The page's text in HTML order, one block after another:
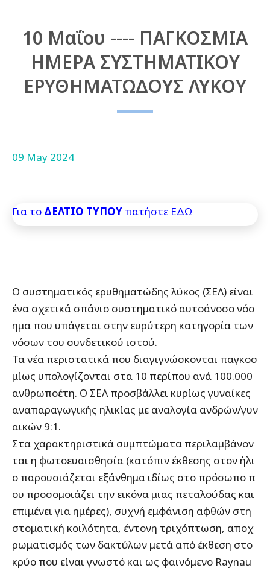
10 Μαΐου ---- ΠΑΓΚΟΣΜΙΑ
ΗΜΕΡΑ ΣΥΣΤΗΜΑΤΙΚΟΥ
ΕΡΥΘΗΜΑΤΩΔΟΥΣ ΛΥΚΟΥ
09 May 2024
Για το ΔΕΛΤΙΟ ΤΥΠΟΥ πατήστε ΕΔΩ
Ο συστηματικός ερυθηματώδης λύκος (ΣΕΛ) είναι
ένα σχετικά σπάνιο συστηματικό αυτοάνοσο νόσ
ημα που υπάγεται στην ευρύτερη κατηγορία των
νόσων του συνδετικού ιστού.
Τα νέα περιστατικά που διαγιγνώσκονται παγκοσ
μίως υπολογίζονται στα 10 περίπου ανά 100.000
ανθρωποέτη. Ο ΣΕΛ προσβάλλει κυρίως γυναίκες
αναπαραγωγικής ηλικίας με αναλογία ανδρών/γυν
αικών 9:1.
Στα χαρακτηριστικά συμπτώματα περιλαμβάνον
ται η φωτοευαισθησία (κατόπιν έκθεσης στον ήλι
ο παρουσιάζεται εξάνθημα ιδίως στο πρόσωπο π
ου προσομοιάζει την εικόνα μιας πεταλούδας και
επιμένει για ημέρες), συχνή εμφάνιση αφθών στη
στοματική κοιλότητα, έντονη τριχόπτωση, αποχ
ρωματισμός των δακτύλων μετά από έκθεση στο
κρύο που είναι γνωστό και ως φαινόμενο Raynau